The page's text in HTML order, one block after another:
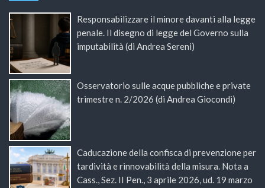
Responsabilizzare il minore davanti alla legge
penale. Il disegno di legge del Governo sulla
imputabilità (di Andrea Sereni)
Osservatorio sulle acque pubbliche e private
trimestre n. 2/2026 (di Andrea Giocondi)
Caducazione della confisca di prevenzione per
tardività e rinnovabilità della misura. Nota a
Cass., Sez. II Pen., 3 aprile 2026, ud. 19 marzo